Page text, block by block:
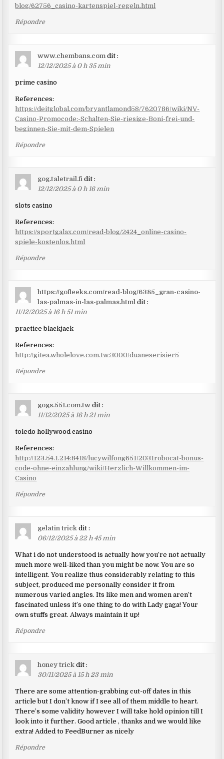
blog/62756_casino-kartenspiel-regeln.html
Répondre
www.chembans.com dit :
12/12/2025 à 0 h 35 min
prime casino
References:
https://deitglobal.com/bryantlamond58/7620786/wiki/NV-
Casino-Promocode:-Schalten-Sie-riesige-Boni-frei-und-
beginnen-Sie-mit-dem-Spielen
Répondre
gog.taletrail.fi dit :
12/12/2025 à 0 h 16 min
slots casino
References:
https://sportgalax.com/read-blog/2424_online-casino-
spiele-kostenlos.html
Répondre
https://gofleeks.com/read-blog/6385_gran-casino-
las-palmas-in-las-palmas.html dit :
11/12/2025 à 16 h 51 min
practice blackjack
References:
http://gitea.wholelove.com.tw:3000/duaneserisier5
Répondre
gogs.551.com.tw dit :
11/12/2025 à 16 h 21 min
toledo hollywood casino
References:
http://123.54.1.214:8418/lucywilfong651/2031robocat-bonus-
code-ohne-einzahlung/wiki/Herzlich-Willkommen-im-
Casino
Répondre
gelatin trick dit :
06/12/2025 à 22 h 45 min
What i do not understood is actually how you’re not actually
much more well-liked than you might be now. You are so
intelligent. You realize thus considerably relating to this
subject, produced me personally consider it from
numerous varied angles. Its like men and women aren’t
fascinated unless it’s one thing to do with Lady gaga! Your
own stuffs great. Always maintain it up!
Répondre
honey trick dit :
30/11/2025 à 15 h 23 min
There are some attention-grabbing cut-off dates in this
article but I don’t know if I see all of them middle to heart.
There’s some validity however I will take hold opinion till I
look into it further. Good article , thanks and we would like
extra! Added to FeedBurner as nicely
Répondre